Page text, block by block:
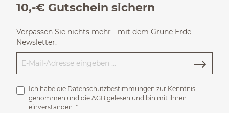
10,-€ Gutschein sichern
Verpassen Sie nichts mehr - mit dem Grüne Erde
Newsletter.
Ich habe die Datenschutzbestimmungen zur Kenntnis
genommen und die AGB gelesen und bin mit ihnen
einverstanden. *